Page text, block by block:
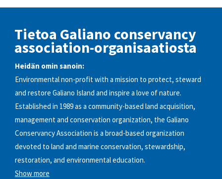
Tietoa Galiano conservancy
association-organisaatiosta
Heidän omin sanoin:
Environmental non-profit with a mission to protect, steward
and restore Galiano Island and inspire a love of nature.
Established in 1989 as a community-based land acquisition,
management and conservation organization, the Galiano
Conservancy Association is a broad-based organization
devoted to land and marine conservation, stewardship,
restoration, and environmental education.
Show more